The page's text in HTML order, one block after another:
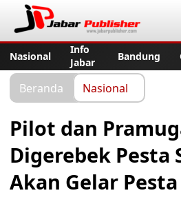
Nasional
Info
Jabar
Bandung
Beranda Nasional
Pilot dan
Digerebek Pesta
Akan Gelar Pesta